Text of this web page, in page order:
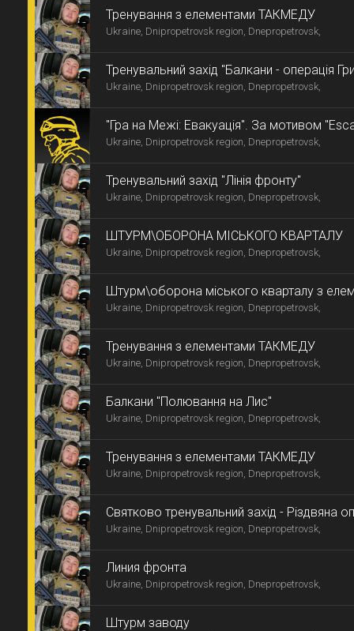
Тренування з елементами ТАКМЕДУ
Ukraine, Dnipropetrovsk region, Dnepropetrovsk,
Тренувальний захід "Балкани - операція
Ukraine, Dnipropetrovsk region, Dnepropetrovsk,
"Гра на Межі: Евакуація". За мотивом
Ukraine, Dnipropetrovsk region, Dnepropetrovsk,
Тренувальний захід "Лінія фронту"
Ukraine, Dnipropetrovsk region, Dnepropetrovsk,
ШТУРМ\ОБОРОНА МІСЬКОГО КВАРТАЛУ
Ukraine, Dnipropetrovsk region, Dnepropetrovsk,
Штурм\оборона міського кварталу з
ТАКМЕДУ
Ukraine, Dnipropetrovsk region, Dnepropetrovsk,
Тренування з елементами ТАКМЕДУ
Ukraine, Dnipropetrovsk region, Dnepropetrovsk,
Балкани "Полювання на Лис"
Ukraine, Dnipropetrovsk region, Dnepropetrovsk,
Тренування з елементами ТАКМЕДУ
Ukraine, Dnipropetrovsk region, Dnepropetrovsk,
Святково тренувальний захід - Різдвяна
Ukraine, Dnipropetrovsk region, Dnepropetrovsk,
Линия фронта
Ukraine, Dnipropetrovsk region, Dnepropetrovsk,
Штурм заводу